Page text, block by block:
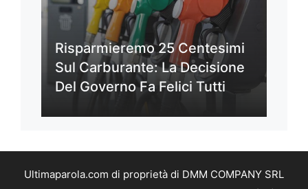
Risparmieremo 25 Centesimi
Sul Carburante: La Decisione
Del Governo Fa Felici Tutti
Ultimaparola.com di proprietà di DMM COMPANY SRL